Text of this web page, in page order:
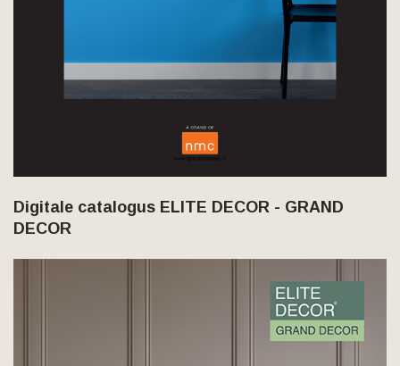
Digitale catalogus ELITE DECOR - GRAND
DECOR